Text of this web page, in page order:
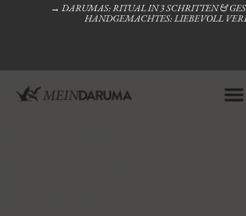
→ DARUMAS: RITUAL IN 3 SCHRITTEN &
HANDGEMACHTES: LIEBEVOLL